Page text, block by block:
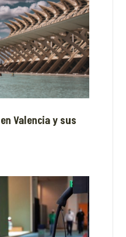
Valencia y sus